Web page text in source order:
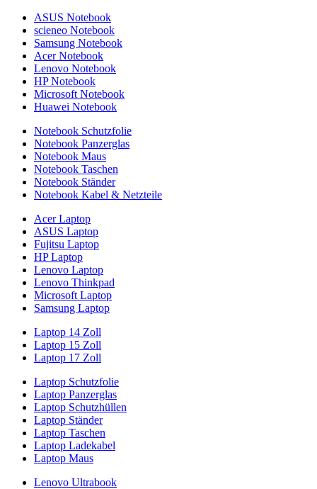
ASUS Notebook
scieneo Notebook
Samsung Notebook
Acer Notebook
Lenovo Notebook
HP Notebook
Microsoft Notebook
Huawei Notebook
Notebook Schutzfolie
Notebook Panzerglas
Notebook Maus
Notebook Taschen
Notebook Ständer
Notebook Kabel & Netzteile
Acer Laptop
ASUS Laptop
Fujitsu Laptop
HP Laptop
Lenovo Laptop
Lenovo Thinkpad
Microsoft Laptop
Samsung Laptop
Laptop 14 Zoll
Laptop 15 Zoll
Laptop 17 Zoll
Laptop Schutzfolie
Laptop Panzerglas
Laptop Schutzhüllen
Laptop Ständer
Laptop Taschen
Laptop Ladekabel
Laptop Maus
Lenovo Ultrabook